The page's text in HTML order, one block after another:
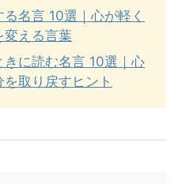
名言 10選｜心が軽く
変える言葉
に読む名言 10選｜心
取り戻すヒント